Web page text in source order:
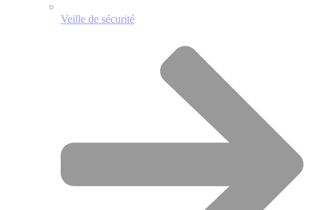
Veille de sécurité